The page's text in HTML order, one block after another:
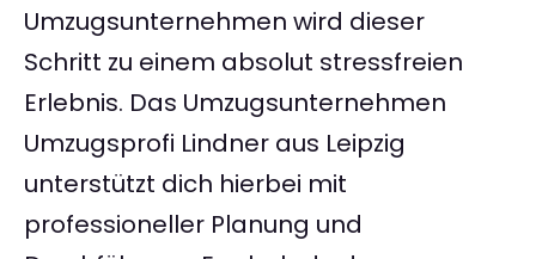
Umzugsunternehmen wird dieser
Schritt zu einem absolut stressfreien
Erlebnis. Das Umzugsunternehmen
Umzugsprofi Lindner aus Leipzig
unterstützt dich hierbei mit
professioneller Planung und